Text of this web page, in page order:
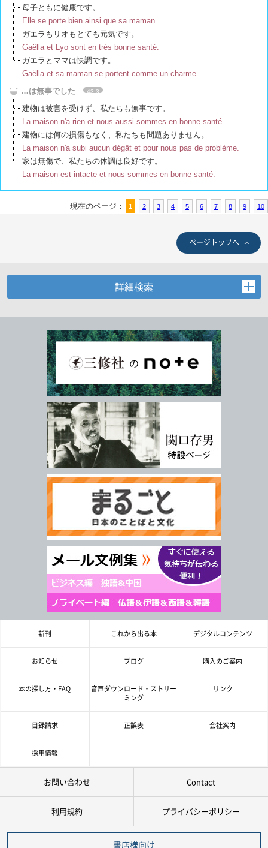
母子ともに健康です。
Elle se porte bien ainsi que sa maman.
ガエラもリオもとても元気です。
Gaëlla et Lyo sont en très bonne santé.
ガエラとママは快調です。
Gaëlla et sa maman se portent comme un charme.
…は無事でした
43-3
建物は被害を受けず、私たちも無事です。
La maison n'a rien et nous aussi sommes en bonne santé.
建物には何の損傷もなく、私たちも問題ありません。
La maison n'a subi aucun dégât et pour nous pas de problème.
家は無傷で、私たちの体調は良好です。
La maison est intacte et nous sommes en bonne santé.
1 2 3 4 5 6 7 8 9 10
現在のページ：
ページトップへ
詳細検索
情報を入力、選択後検索ボタンを押してください。
キーワード
レベル
年 月
年
978-4-384- *
付加情報
Google 立ち読み
検索条件をクリア
新刊 これから出る本 デジタルコンテンツ
お知らせ ブログ 購入のご案内
本の探し方・FAQ
音声ダウンロード・ストリー
ミング
リンク
目録請求 正誤表 会社案内
採用情報
お問い合わせ Contact
利用規約 プライバシーポリシー
書店様向け